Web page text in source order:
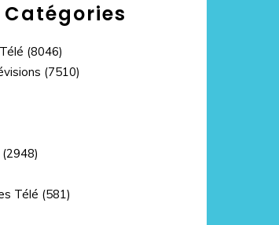
Catégories
(8046)
(7510)
(2948)
Télé (581)